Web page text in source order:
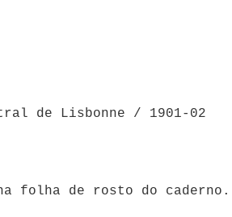
de Lisbonne / 1901-02
folha de rosto do caderno.